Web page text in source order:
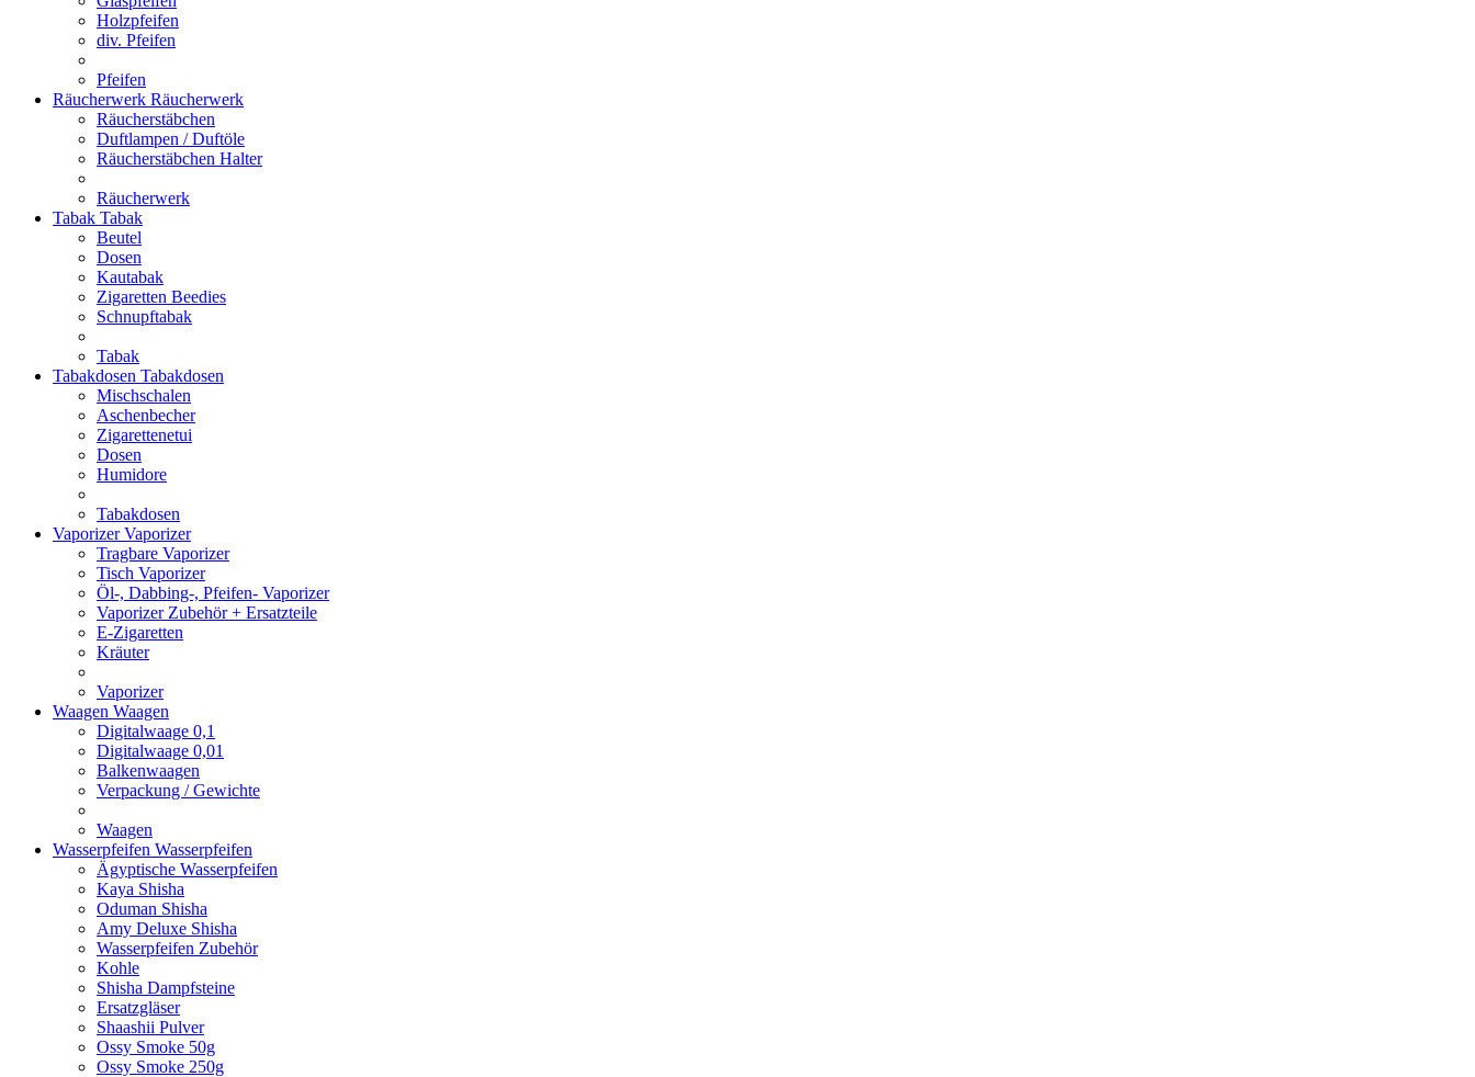
Holzpfeifen
div. Pfeifen
Pfeifen
Räucherwerk Räucherwerk
Räucherstäbchen
Duftlampen / Duftöle
Räucherstäbchen Halter
Räucherwerk
Tabak Tabak
Beutel
Dosen
Kautabak
Zigaretten Beedies
Schnupftabak
Tabak
Tabakdosen Tabakdosen
Mischschalen
Aschenbecher
Zigarettenetui
Dosen
Humidore
Tabakdosen
VaporizerVaporizer
Tragbare Vaporizer
Tisch Vaporizer
Öl-, Dabbing-, Pfeifen- Vaporizer
Vaporizer Zubehör + Ersatzteile
E-Zigaretten
Kräuter
Vaporizer
Waagen Waagen
Digitalwaage 0,1
Digitalwaage 0,01
Balkenwaagen
Verpackung / Gewichte
Waagen
Wasserpfeifen Wasserpfeifen
Ägyptische Wasserpfeifen
Kaya Shisha
Oduman Shisha
Amy Deluxe Shisha
Wasserpfeifen Zubehör
Kohle
Shisha Dampfsteine
Ersatzgläser
Shaashii Pulver
Ossy Smoke 50g
Ossy Smoke 250g